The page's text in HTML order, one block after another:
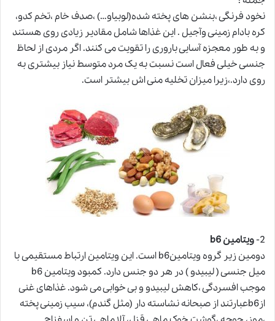
نخود فرنگی ،بنشن های پخته شده(لوبیاو…) ،صدف خام ،تخم کدو،
کره بادام زمینی وآجیل . این غذاها شامل مقادیر زیادی روی هستند
و به طور معجزه آسایی باروری را تقویت می کنند. اگر مردی از لحاظ
جنسی خیلی فعال است نسبت به یک مرد متوسط نیاز بیشتری به
روی دارد.،زیرا میزان تخلیه منی اش بیشتر است.
2- ویتامین b6
دومین زیر گروه ویتامینb6 است. این ویتامین ارتباط مستقیمی با
میل جنسی ( لیبیدو ) در هر دو جنس دارد. کمبود ویتامین b6
موجب افسردگی ،کاهش لیبیدو و بی خوابی می شود. غذاهای غنی
ازb6عبارتند از صبحانه نشاسته دار (مثل گندم)، سیب زمینی پخته